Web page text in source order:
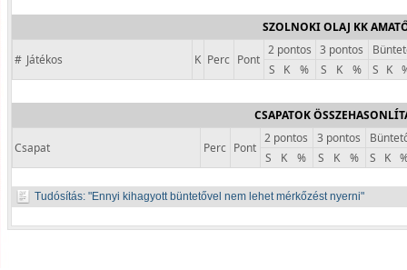
SZOLNOKI OLAJ KK
# Játékos K Perc Pont
2 pontos 3 pontos
S
K % S K % S K
CSAPATOK
Csapat Perc Pont
2 pontos 3 pontos
S
K % S K % S K
Tudósítás: Ennyi kihagyott büntetővel nem lehet mérkőzést nyerni